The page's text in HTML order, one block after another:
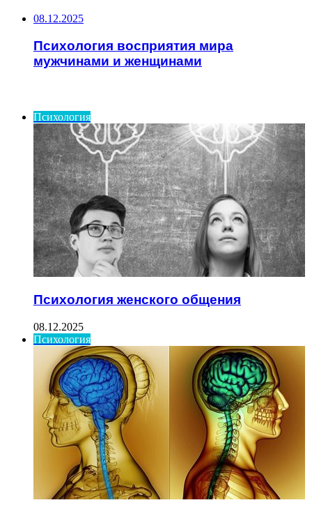
08.12.2025
Психология восприятия мира
мужчинами и женщинами
Психология
Психология женского общения
08.12.2025
Психология